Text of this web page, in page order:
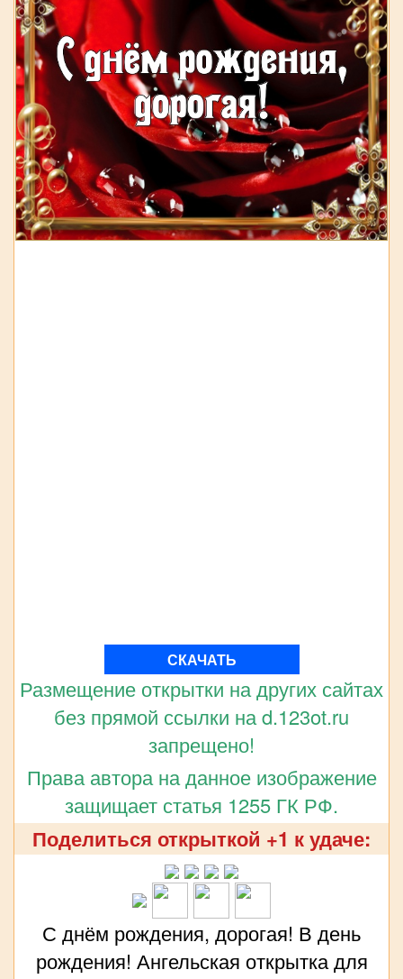
СКАЧАТЬ
Размещение открытки на других сайтах
без прямой ссылки на d.123ot.ru
запрещено!
Права автора на данное изображение
защищает статья 1255 ГК РФ.
Поделиться открыткой +1 к удаче:
С днём рождения, дорогая! В день
рождения! Ангельская открытка для